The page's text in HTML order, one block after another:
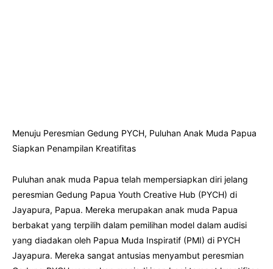
Menuju Peresmian Gedung PYCH, Puluhan Anak Muda Papua
Siapkan Penampilan Kreatifitas
Puluhan anak muda Papua telah mempersiapkan diri jelang
peresmian Gedung Papua Youth Creative Hub (PYCH) di
Jayapura, Papua. Mereka merupakan anak muda Papua
berbakat yang terpilih dalam pemilihan model dalam audisi
yang diadakan oleh Papua Muda Inspiratif (PMI) di PYCH
Jayapura. Mereka sangat antusias menyambut peresmian